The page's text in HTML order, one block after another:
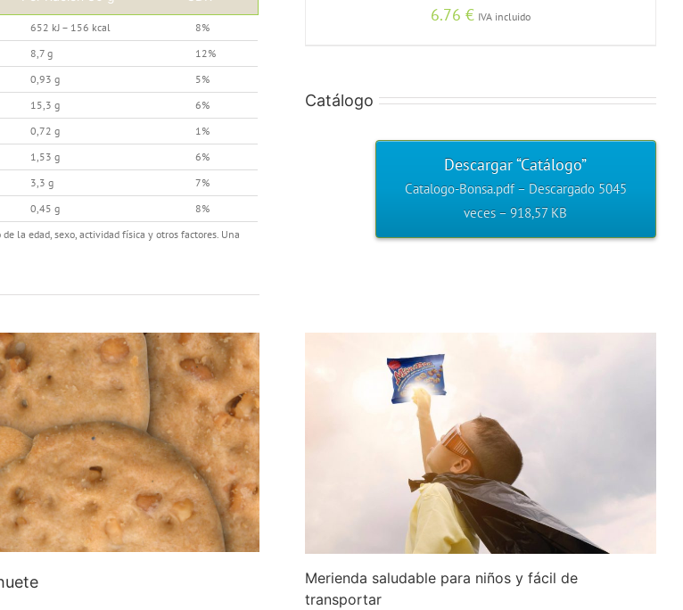
652 kJ – 156 kcal
8%
8,7 g
12%
0,93 g
5%
15,3 g
6%
0,72 g
1%
1,53 g
6%
3,3 g
7%
0,45 g
8%
la edad, sexo, actividad física y otros factores. Una
6.76€ IVA incluido
Catálogo
Descargar “Catálogo”
Catalogo-Bonsa.pdf – Descargado 5045
veces – 918,57 KB
Merienda saludable para niños y fácil de
transportar